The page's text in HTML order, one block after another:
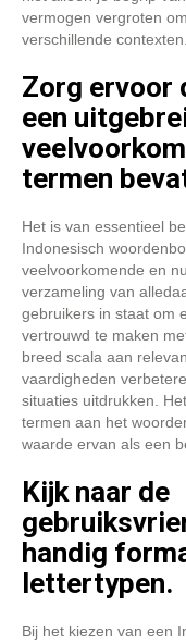
vermogen vergroten
verschillende contexten.
Zorg ervoor
een
termen
Het is van essentieel
Indonesisch
veelvoorkomende en
verzameling van
gebruikers in staat om
vertrouwd te maken
breed scala aan
vaardigheden
situaties uitdrukken.
termen aan het
waarde ervan als een
Kijk naar de
handig
lettertypen.
Bij het kiezen van een